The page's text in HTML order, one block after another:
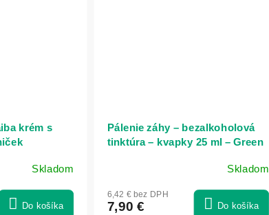
krém s
Skladom
Do košíka
Pálenie záhy – bezalkoholová
tinktúra – kvapky 25 ml – Green
Skladom
6,42 € bez DPH
7,90 € Do košíka